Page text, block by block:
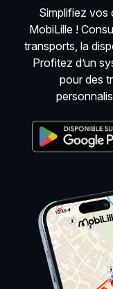
Simplifiez vos
MobiLille !
transports, la
Profitez d’un
pour des